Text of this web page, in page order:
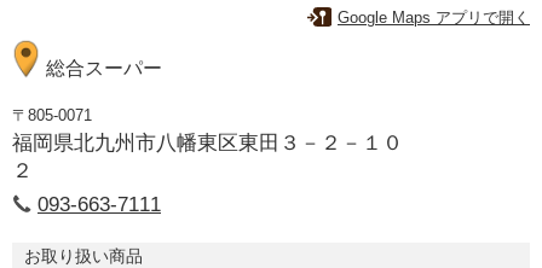
Google Maps アプリで開く
総合スーパー
〒805-0071
福岡県北九州市八幡東区東田３－２－１０
２
093-663-7111
お取り扱い商品